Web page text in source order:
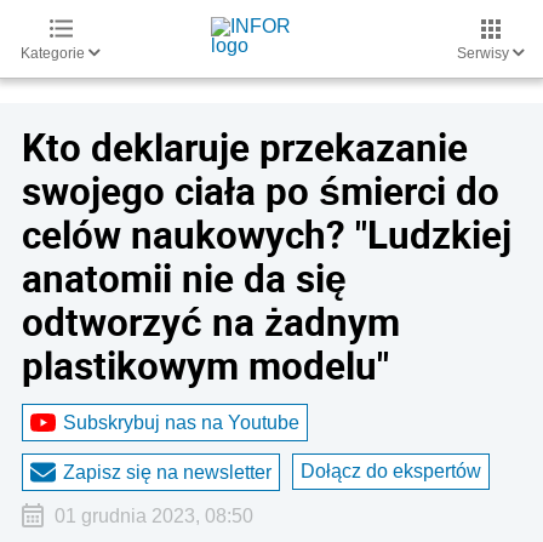
Kategorie Serwisy
Kto deklaruje przekazanie
swojego ciała po śmierci do
celów naukowych? "Ludzkiej
anatomii nie da się
odtworzyć na żadnym
plastikowym modelu"
Subskrybuj nas na Youtube
Zapisz się na newsletter Dołącz do ekspertów
01 grudnia 2023, 08:50